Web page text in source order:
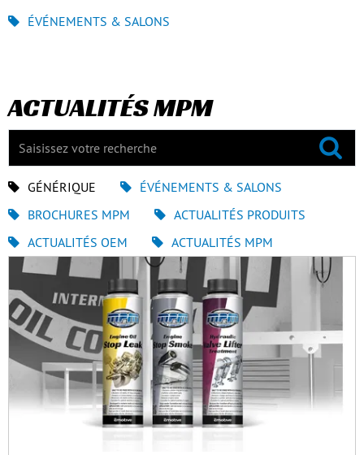
ÉVÉNEMENTS & SALONS
ACTUALITÉS MPM
GÉNÉRIQUE
ÉVÉNEMENTS & SALONS
BROCHURES MPM
ACTUALITÉS PRODUITS
ACTUALITÉS OEM
ACTUALITÉS MPM